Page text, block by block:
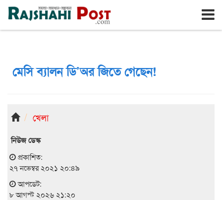
রাজশাহী শনিবার, ৮ই আগস্ট ২০২৬, ২৫শে শ্রাবণ ১৪৩৩
মেসি ব্যালন ডি’অর জিতে গেছেন!
খেলা
নিউজ ডেস্ক
প্রকাশিত:
২৭ নভেম্বর ২০২১ ২০:৪৯
আপডেট:
৮ আগস্ট ২০২৬ ২১:২০